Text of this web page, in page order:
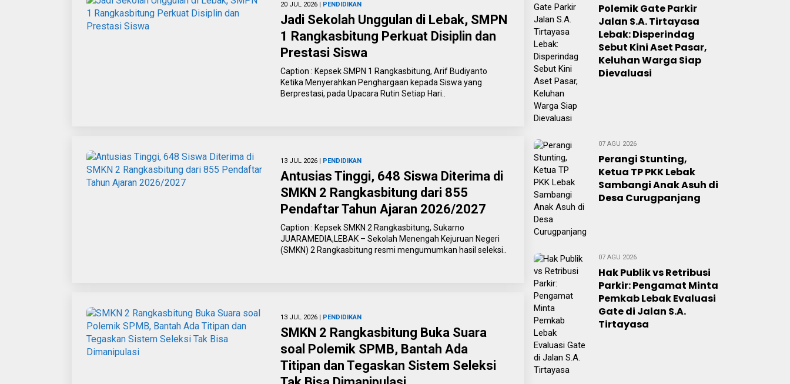
20 JUL 2026 | PENDIDIKAN
Jadi Sekolah Unggulan di Lebak, SMPN
1 Rangkasbitung Perkuat Disiplin dan
Prestasi Siswa
Caption : Kepsek SMPN 1 Rangkasbitung, Arif Budiyanto
Ketika Menyerahkan Penghargaan kepada Siswa yang
Berprestasi, pada Upacara Rutin Setiap Hari..
13 JUL 2026 | PENDIDIKAN
Antusias Tinggi, 648 Siswa Diterima di
SMKN 2 Rangkasbitung dari 855
Pendaftar Tahun Ajaran 2026/2027 ‎
Caption : Kepsek SMKN 2 Rangkasbitung, Sukarno
‎JUARAMEDIA,LEBAK – Sekolah Menengah Kejuruan Negeri
(SMKN) 2 Rangkasbitung resmi mengumumkan hasil seleksi..
13 JUL 2026 | PENDIDIKAN
SMKN 2 Rangkasbitung Buka Suara
soal Polemik SPMB, Bantah Ada
Titipan dan Tegaskan Sistem Seleksi
Polemik Gate Parkir
Jalan S.A. Tirtayasa
Lebak: Disperindag
Sebut Kini Aset Pasar,
Keluhan Warga Siap
Dievaluasi
07 AGU 2026
Perangi Stunting,
Ketua TP PKK Lebak
Sambangi Anak Asuh di
Desa Curugpanjang
07 AGU 2026
Hak Publik vs Retribusi
Parkir: Pengamat Minta
Pemkab Lebak Evaluasi
Gate di Jalan S.A.
Tirtayasa